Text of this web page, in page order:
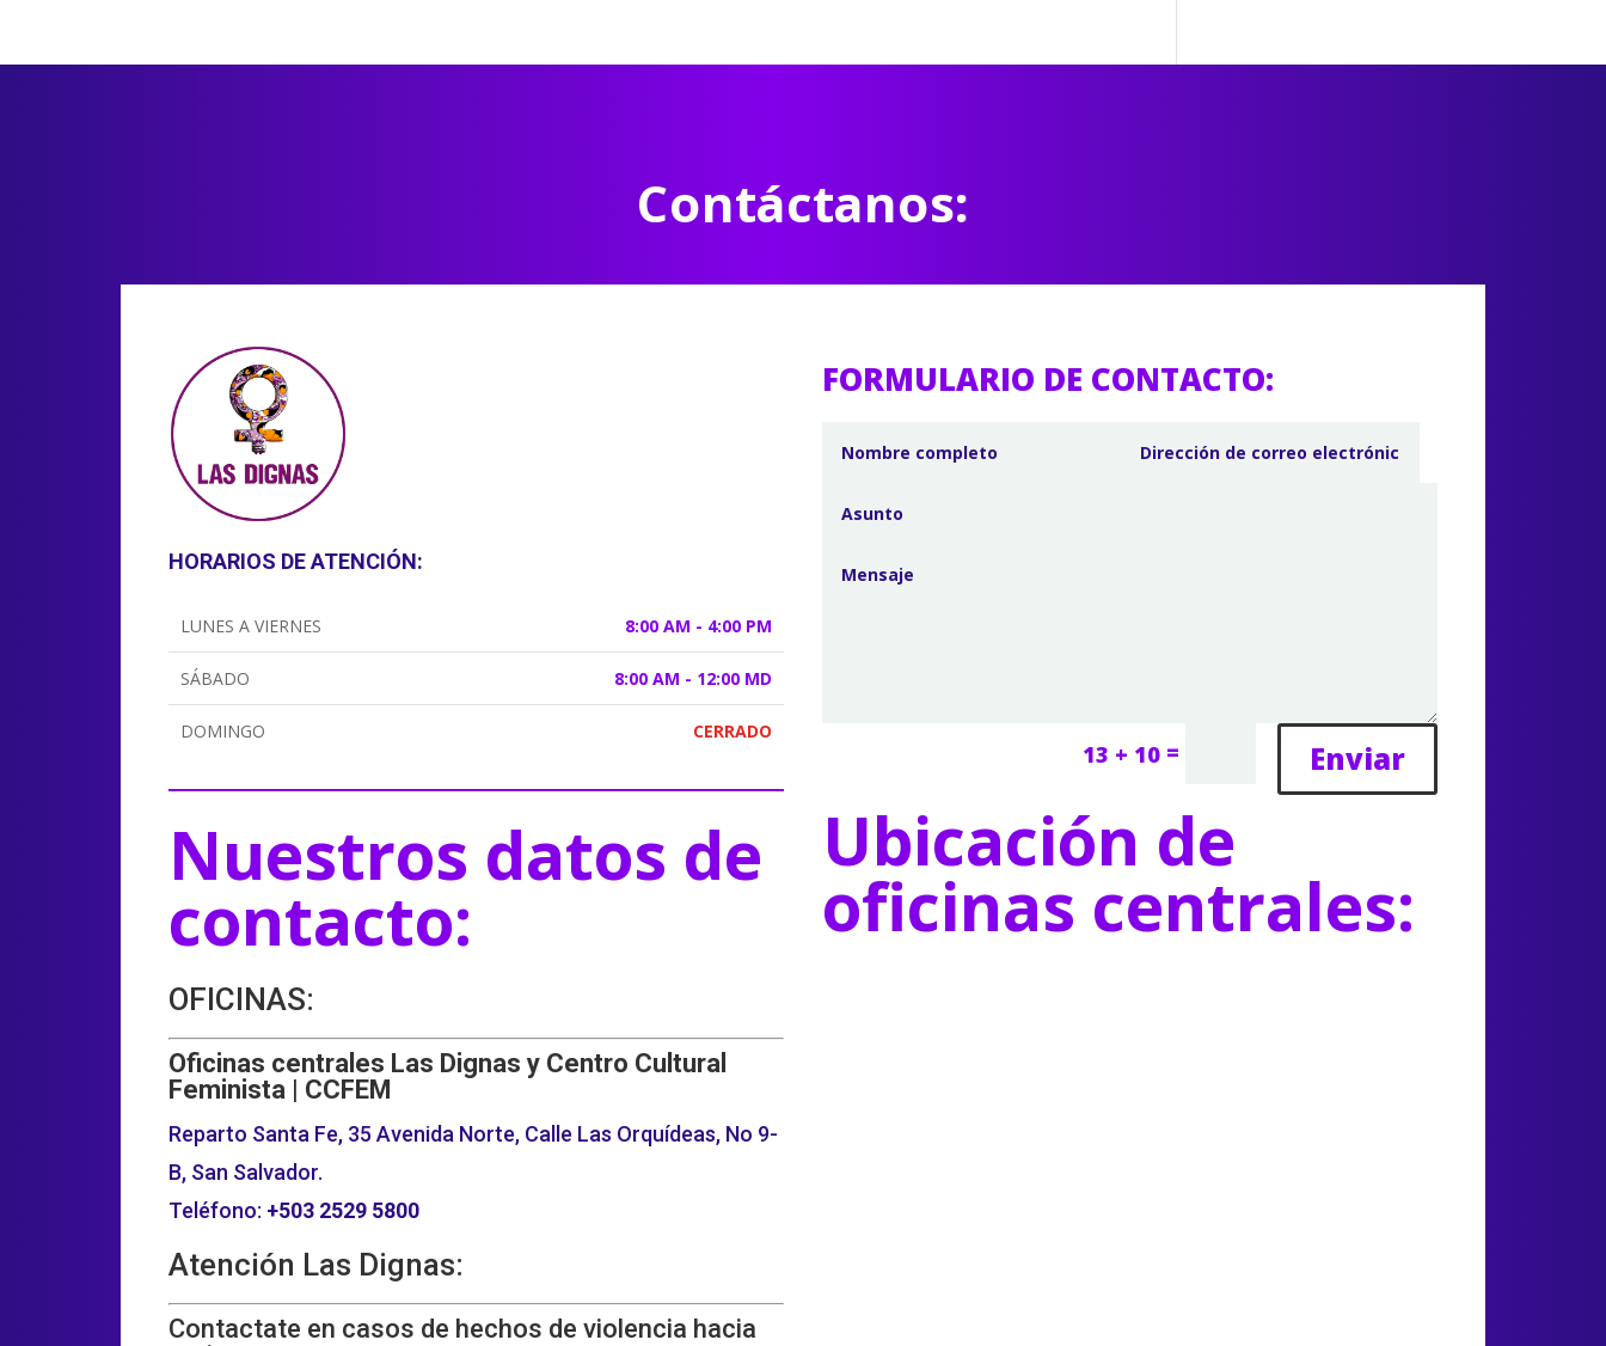
Contáctanos:
HORARIOS DE ATENCIÓN:
LUNES A VIERNES 8:00 AM - 4:00 PM
SÁBADO 8:00 AM - 12:00 MD
DOMINGO CERRADO
Nuestros datos de
contacto:
OFICINAS:
Oficinas centrales Las Dignas y Centro Cultural
Feminista | CCFEM
Reparto Santa Fe, 35 Avenida Norte, Calle Las Orquídeas, No 9-
B, San Salvador.
Teléfono: +503 2529 5800
Atención Las Dignas:
Contactate en casos de hechos de violencia hacia
FORMULARIO DE CONTACTO:
13 + 10 = Enviar
Ubicación de
oficinas centrales: